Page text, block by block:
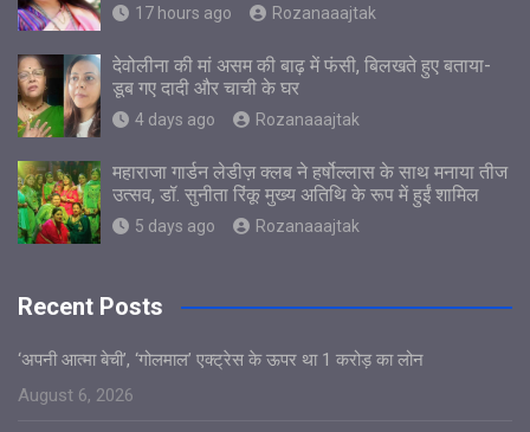
17 hours ago Rozanaaajtak
देवोलीना की मां असम की बाढ़ में फंसी, बिलखते हुए बताया-
डूब गए दादी और चाची के घर
4 days ago Rozanaaajtak
महाराजा गार्डन लेडीज़ क्लब ने हर्षोल्लास के साथ मनाया तीज
उत्सव, डॉ. सुनीता रिंकू मुख्य अतिथि के रूप में हुईं शामिल
5 days ago Rozanaaajtak
Recent Posts
‘अपनी आत्मा बेची’, ‘गोलमाल’ एक्ट्रेस के ऊपर था 1 करोड़ का लोन
August 6, 2026